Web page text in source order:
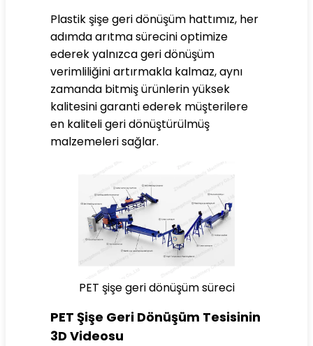
Plastik şişe geri dönüşüm hattımız, her
adımda arıtma sürecini optimize
ederek yalnızca geri dönüşüm
verimliliğini artırmakla kalmaz, aynı
zamanda bitmiş ürünlerin yüksek
kalitesini garanti ederek müşterilere
en kaliteli geri dönüştürülmüş
malzemeleri sağlar.
PET şişe geri dönüşüm süreci
PET Şişe Geri Dönüşüm Tesisinin
3D Videosu